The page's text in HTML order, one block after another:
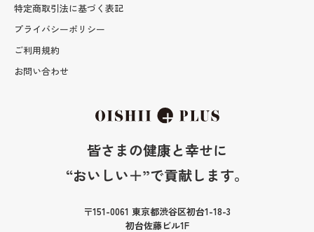
皆さまの健康と幸せに
“おいしい＋”で貢献します。
〒151-0061 東京都渋谷区初台1-18-3
初台佐藤ビル1F
特定商取引法に基づく表記
プライバシーポリシー
ご利用規約
お問い合わせ